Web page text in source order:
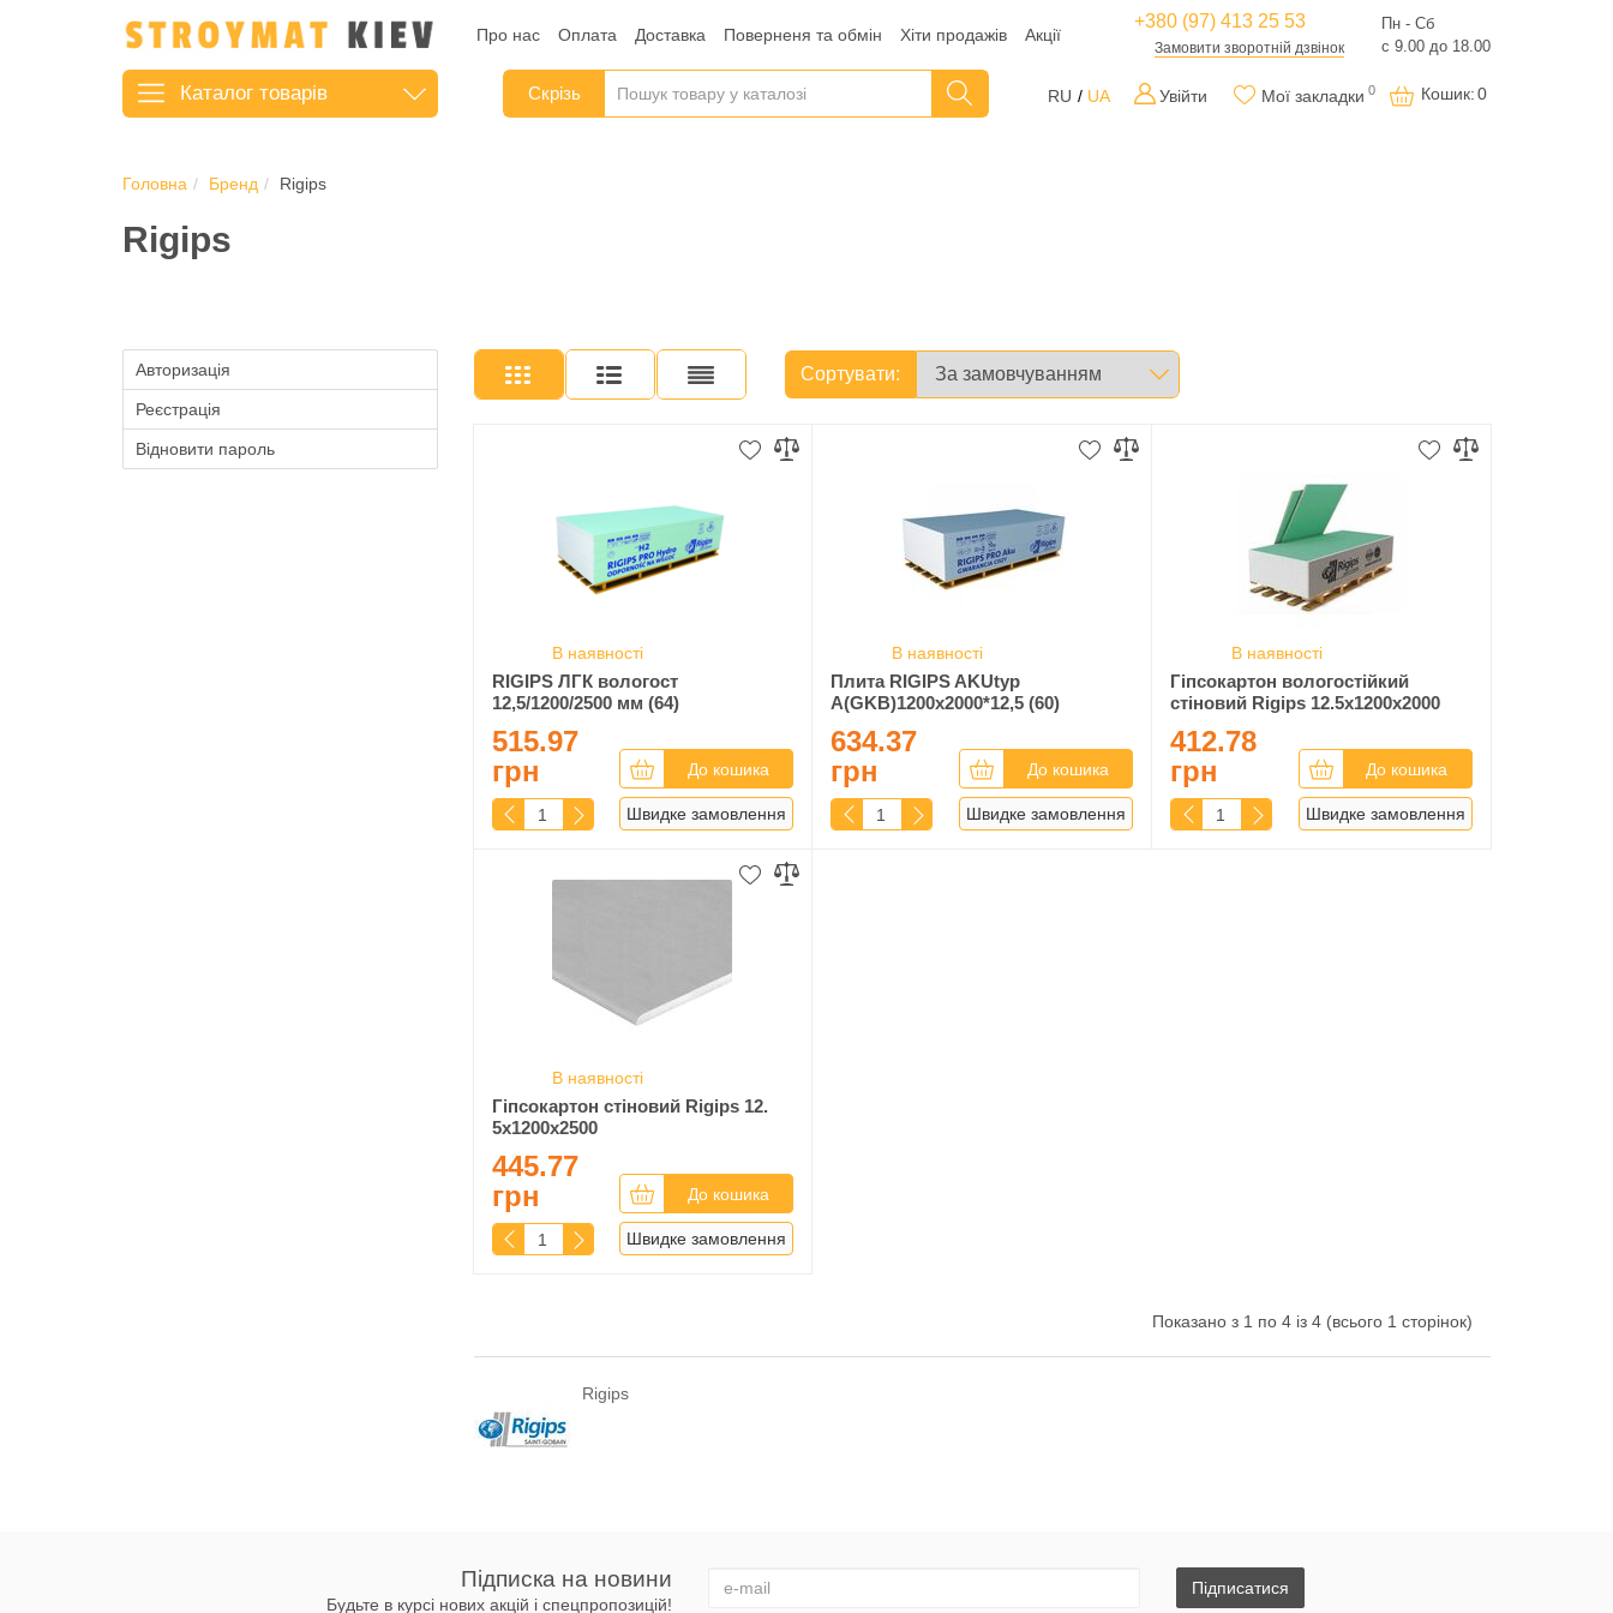
Про нас Оплата Доставка Поверненя та обмін Хіти продажів Акції
+380 (97) 413 25 53
Замовити зворотній дзвінок
Пн - Сб
с 9.00 до 18.00
Каталог товарів Скрізь RU UA Увійти Мої закладки 0 Кошик: 0
Головна Бренд Rigips
Rigips
Авторизація
Реєстрація
Відновити пароль
Сортувати:
В наявності
RIGIPS ЛГК вологост
12,5/1200/2500 мм (64)
515.97
грн
До кошика
Швидке замовлення
В наявності
Плита RIGIPS AKUtyp
A(GKB)1200x2000*12,5 (60)
634.37
грн
До кошика
Швидке замовлення
В наявності
Гіпсокартон вологостійкий
стіновий Rigips 12.5x1200x2000
412.78
грн
До кошика
Швидке замовлення
В наявності
Гіпсокартон стіновий Rigips 12.
5x1200x2500
445.77
грн
До кошика
Швидке замовлення
Показано з 1 по 4 із 4 (всього 1 сторінок)
Rigips
Підписка на новини
Будьте в курсі нових акцій і спецпропозицій!
Підписатися